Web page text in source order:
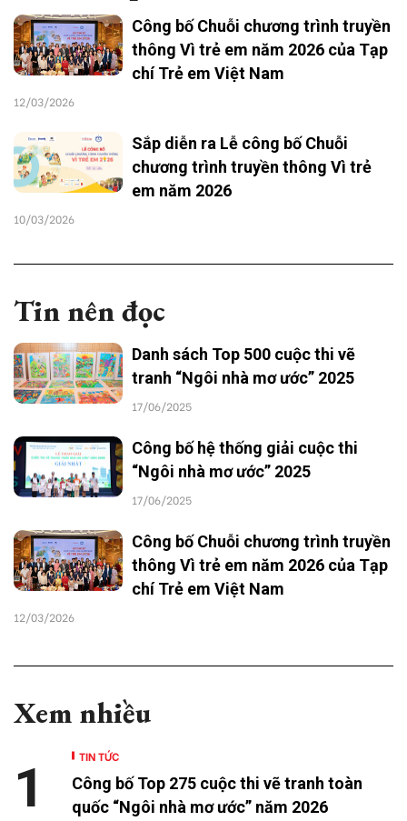
Công bố Chuỗi chương trình truyền
thông Vì trẻ em năm 2026 của Tạp
chí Trẻ em Việt Nam
12/03/2026
Sắp diễn ra Lễ công bố Chuỗi
chương trình truyền thông Vì trẻ
em năm 2026
10/03/2026
Tin nên đọc
Danh sách Top 500 cuộc thi vẽ
tranh “Ngôi nhà mơ ước” 2025
17/06/2025
Công bố hệ thống giải cuộc thi
“Ngôi nhà mơ ước” 2025
17/06/2025
Công bố Chuỗi chương trình truyền
thông Vì trẻ em năm 2026 của Tạp
chí Trẻ em Việt Nam
12/03/2026
Xem nhiều
TIN TỨC
Công bố Top 275 cuộc thi vẽ tranh toàn
quốc “Ngôi nhà mơ ước” năm 2026
1